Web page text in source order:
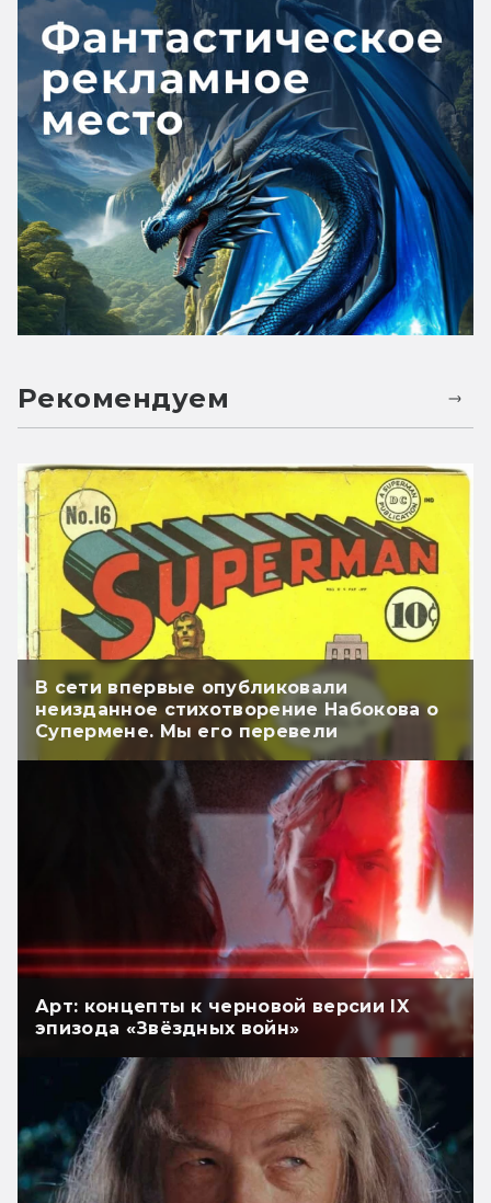
Рекомендуем
В сети впервые опубликовали
неизданное стихотворение Набокова о
Супермене. Мы его перевели
Арт: концепты к черновой версии IX
эпизода «Звёздных войн»